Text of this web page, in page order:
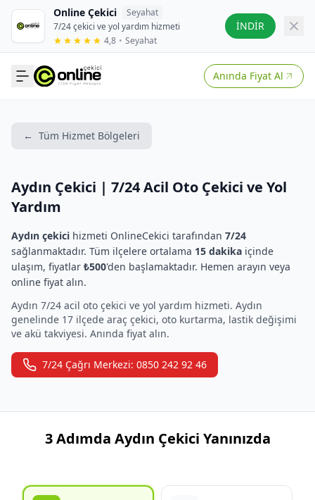
Online Çekici
Seyahat
7/24 çekici ve yol yardım hizmeti
4,8 • Seyahat
İNDİR
Anında Fiyat Al
← Tüm Hizmet Bölgeleri
Aydın Çekici | 7/24 Acil Oto Çekici ve Yol
Yardım
Aydın çekici hizmeti OnlineCekici tarafından 7/24
sağlanmaktadır. Tüm ilçelere ortalama 15 dakika içinde
ulaşım, fiyatlar ₺500'den başlamaktadır. Hemen arayın veya
online fiyat alın.
Aydın 7/24 acil oto çekici ve yol yardım hizmeti. Aydın
genelinde 17 ilçede araç çekici, oto kurtarma, lastik değişimi
ve akü takviyesi. Anında fiyat alın.
7/24 Çağrı Merkezi: 0850 242 92 46
3 Adımda Aydın Çekici Yanınızda